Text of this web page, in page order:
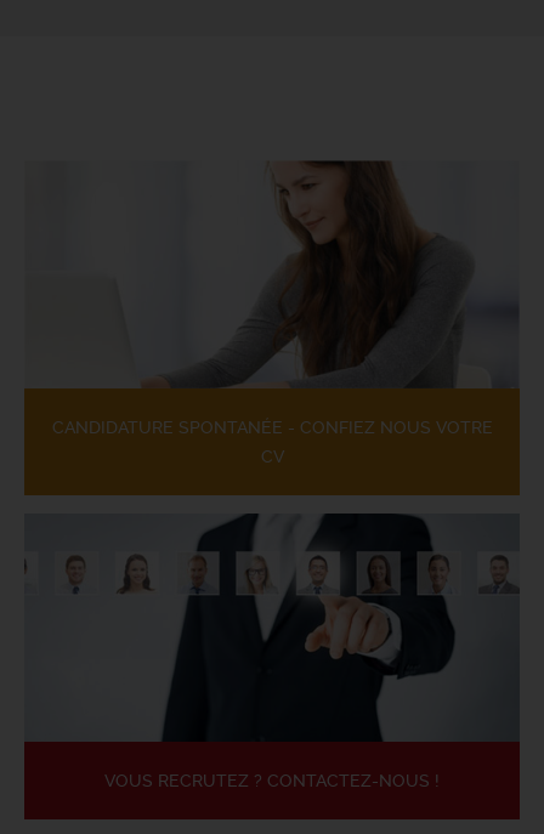
CANDIDATURE SPONTANÉE - CONFIEZ NOUS VOTRE
CV
VOUS RECRUTEZ ? CONTACTEZ-NOUS !